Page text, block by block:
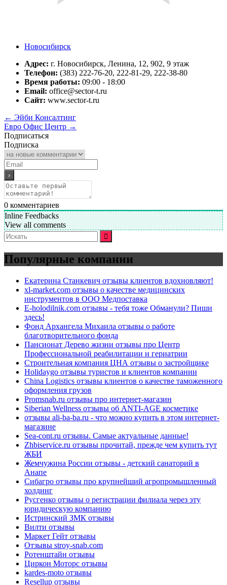
Новосибирск
Адрес: г. Новосибирск, Ленина, 12, 902, 9 этаж
Телефон: (383) 222-76-20, 222-81-29, 222-38-80
Время работы: 09:00 - 18:00
Email: office@sector-t.ru
Сайт: www.sector-t.ru
← Эйби Консалтинг
Евро Офис Центр →
Подписаться
Подписка
0 комментариев
Inline Feedbacks
View all comments
Искать:
Популярные компании
Екатерина Станкевич отзывы клиентов вдохновляют!
xl-market.com отзывы о качестве медицинских
инструментов в ООО Медпоставка
E-holodilnik.com отзывы - тебя тоже Обманули? Пиши
здесь!
Фонд Архангела Михаила отзывы о работе
благотворительного фонда
Пансионат Дерево жизни отзывы про Центр
Профессиональной реабилитации и гериатрии
Строительная компания ЦНА отзывы о застройщике
Holidaygo отзывы туристов и клиентов компании
China Logistics отзывы клиентов о качестве таможенного
оформления грузов
Promsnab.ru отзывы про интернет-магазин
Siberian Wellness отзывы об ANTI-AGE косметике
отзывы ali-ba-ba.ru - что можно купить в этом интернет-
магазине
Sea-cont.ru отзывы. Самые актуальные данные!
Zhbiservice.ru отзывы прочитай, прежде чем купить тут
ЖБИ
Жемчужина России отзывы - детский санаторий в
Анапе
Сибагро отзывы про крупнейший агропромышленный
холдинг
Русгенко отзывы о регистрации филиала через эту
юридическую компанию
Истринский ЗМК отзывы
Вилти отзывы
Маркет Гейт отзывы
Отзывы stroy-snab.com
Ротенштайн отзывы
Циркон Моторс отзывы
kardes-moto отзывы
Resellup отзывы